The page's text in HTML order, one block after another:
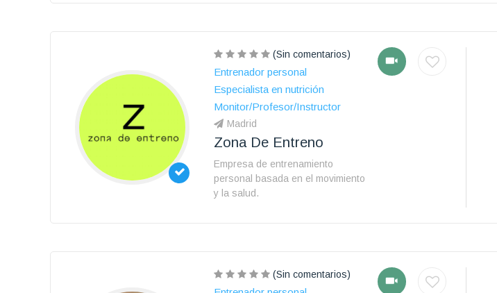
(Sin comentarios)
Entrenador personal
Especialista en nutrición
Monitor/Profesor/Instructor
Madrid
Zona De Entreno
Empresa de entrenamiento
personal basada en el movimiento
y la salud.
(Sin comentarios)